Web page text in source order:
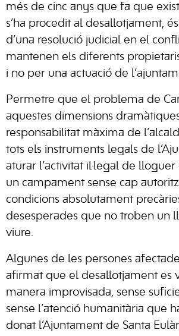
més de cinc anys que fa que
s’ha procedit al desallotjament,
d’una resolució judicial en el
mantenen els diferents
i no per una actuació de
Permetre que el problema de
aquestes dimensions
responsabilitat màxima de
tots els instruments legals de
aturar l’activitat il·legal de lloguer
un campament sense cap
condicions absolutament
desesperades que no troben un
viure.
Algunes de les persones
afirmat que el desallotjament es
manera improvisada, sense
sense l’atenció humanitària que
donat l’Ajuntament de Santa